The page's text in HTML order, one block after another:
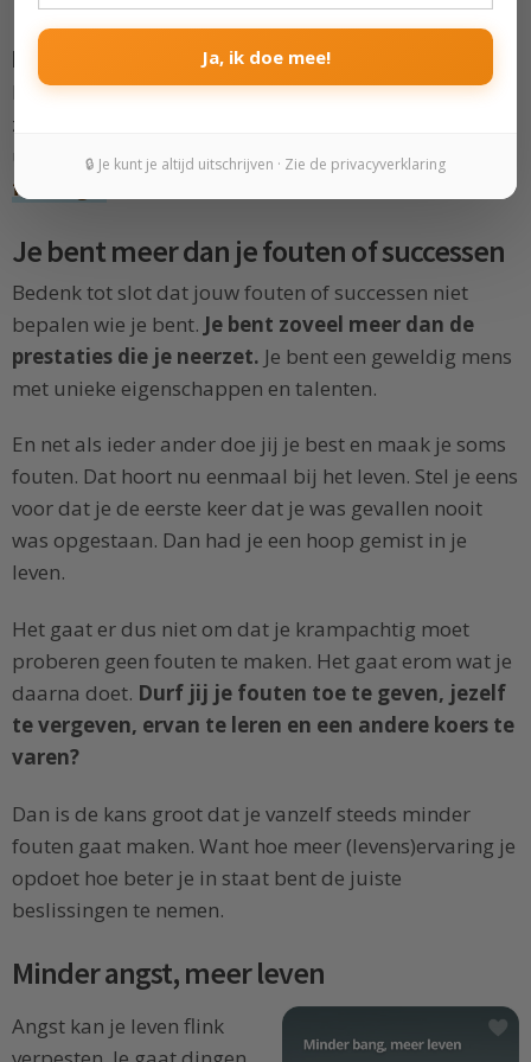
Door deze vragen te beantwoorden, begrijp je
beter waarom je bang bent om fouten te maken.
Probeer vervolgens de niet-helpende gedachten om te
zetten in gedachten die je wel helpen. Zodat je
uiteindelijk kunt toewerken naar eenleven zonder
faalangst
Je bent meer dan je fouten of successen
Bedenk tot slot dat jouw fouten of successen niet
bepalen wie je bent. Je bent zoveel meer dan de
prestaties die je neerzet. Je bent een geweldig mens
met unieke eigenschappen en talenten.
En net als ieder ander doe jij je best en maak je soms
fouten. Dat hoort nu eenmaal bij het leven. Stel je eens
voor dat je de eerste keer dat je was gevallen nooit
was opgestaan. Dan had je een hoop gemist in je
leven.
Het gaat er dus niet om dat je krampachtig moet
proberen geen fouten te maken. Het gaat erom wat je
daarna doet. Durf jij je fouten toe te geven, jezelf
te vergeven, ervan te leren en een andere koers te
varen?
Dan is de kans groot dat je vanzelf steeds minder
fouten gaat maken. Want hoe meer (levens)ervaring je
opdoet hoe beter je in staat bent de juiste
beslissingen te nemen.
Minder angst, meer leven
Angst kan je leven flink
Ja, ik doe mee!
🔒 Je kunt je altijd uitschrijven · Zie de privacyverklaring